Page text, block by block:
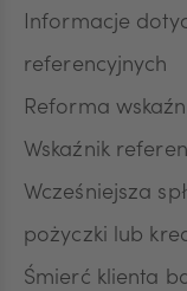
Informacje
referencyjnych
Reforma
Wskaźnik
Wcześniejsza
pożyczki lub
Śmierć klienta